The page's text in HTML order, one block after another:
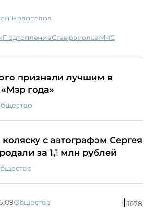
Новоселов
подтопление Ставрополье МЧС
признали лучшим в
года»
коляску с автографом Сергея
за 1,1 млн рублей
Общество 1078